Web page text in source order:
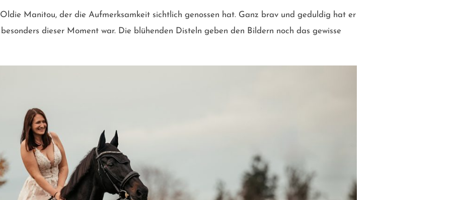
Manitou, der die Aufmerksamkeit sichtlich genossen hat. Ganz brav und geduldig hat er
dieser Moment war. Die blühenden Disteln geben den Bildern noch das gewisse